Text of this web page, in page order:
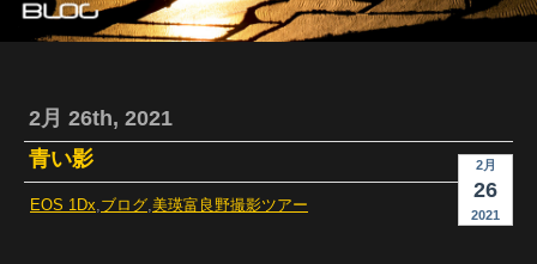
2月 26th, 2021
2月
26
2021
青い影
EOS 1Dx,ブログ,美瑛富良野撮影ツアー